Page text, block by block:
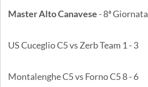
Master Alto Canavese - 8ª Giornata
US Cuceglio C5 vs Zerb Team 1 - 3
Montalenghe C5 vs Forno C5 8 - 6